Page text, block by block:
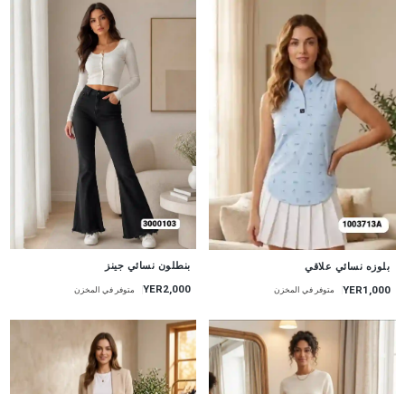
بلوزه نسائي علاقي
YER1,000 متوفر في المخزن
جديد
بنطلون نسائي جينز
YER2,000 متوفر في المخزن